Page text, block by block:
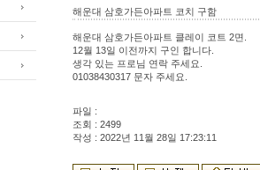
해운대 삼호가든아파트 코치 구함
해운대 삼호가든아파트 클레이 코트 2면.
12월 13일 이전까지 구인 합니다.
생각 있는 프로님 연락 주세요.
01038430317 문자 주세요.
파일 :
조회 : 2499
작성 : 2022년 11월 28일 17:23:11